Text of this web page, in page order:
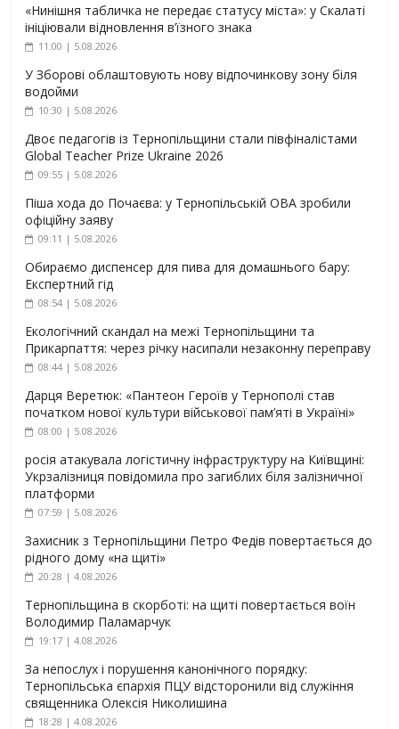
«Нинішня табличка не передає статусу міста»: у Скалаті
ініціювали відновлення в’їзного знака
11:00 | 5.08.2026
У Зборові облаштовують нову відпочинкову зону біля
водойми
10:30 | 5.08.2026
Двоє педагогів із Тернопільщини стали півфіналістами
Global Teacher Prize Ukraine 2026
09:55 | 5.08.2026
Піша хода до Почаєва: у Тернопільській ОВА зробили
офіційну заяву
09:11 | 5.08.2026
Обираємо диспенсер для пива для домашнього бару:
Експертний гід
08:54 | 5.08.2026
Екологічний скандал на межі Тернопільщини та
Прикарпаття: через річку насипали незаконну переправу
08:44 | 5.08.2026
Дарця Веретюк: «Пантеон Героїв у Тернополі став
початком нової культури військової пам’яті в Україні»
08:00 | 5.08.2026
росія атакувала логістичну інфраструктуру на Київщині:
Укрзалізниця повідомила про загиблих біля залізничної
платформи
07:59 | 5.08.2026
Захисник з Тернопільщини Петро Федів повертається до
рідного дому «на щиті»
20:28 | 4.08.2026
Тернопільщина в скорботі: на щиті повертається воїн
Володимир Паламарчук
19:17 | 4.08.2026
За непослух і порушення канонічного порядку:
Тернопільська єпархія ПЦУ відсторонили від служіння
священника Олексія Николишина
18:28 | 4.08.2026